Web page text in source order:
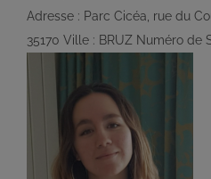
Adresse : Parc Cicéa, rue du
35170 Ville : BRUZ Numéro de